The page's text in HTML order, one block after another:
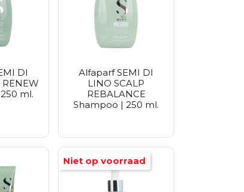
Seoul
DI
RENEW
ml.
Alfaparf SEMI DI
LINO SCALP
REBALANCE
Shampoo | 250 ml.
Niet op voorraad